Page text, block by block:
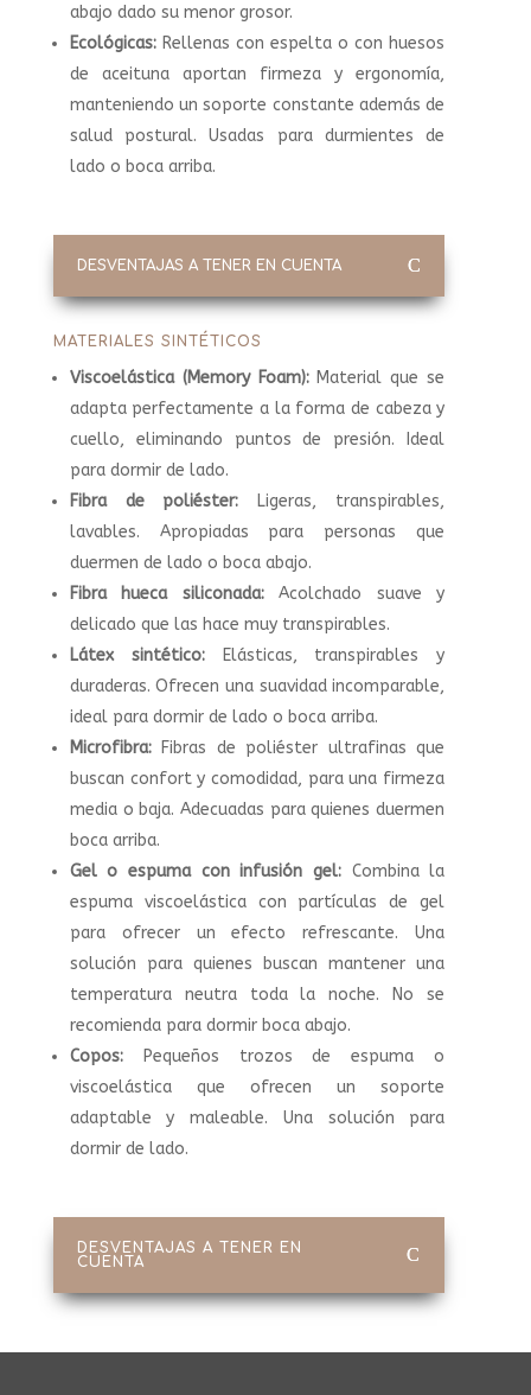
abajo dado su menor grosor.
Ecológicas:Rellenas con espelta o con huesos
de aceituna aportan firmeza y ergonomía,
manteniendo un soporte constante además de
salud postural. Usadas para durmientes de
lado o boca arriba.
DESVENTAJAS A TENER EN CUENTA
MATERIALES SINTÉTICOS
Viscoelástica (Memory Foam): Material que se
adapta perfectamente a la forma de cabeza y
cuello, eliminando puntos de presión. Ideal
para dormir de lado.
Fibra de poliéster: Ligeras, transpirables,
lavables. Apropiadas para personas que
duermen de lado o boca abajo.
Fibra hueca siliconada:Acolchado suave y
delicado que las hace muy transpirables.
Látex sintético:Elásticas, transpirables y
duraderas. Ofrecen una suavidad incomparable,
ideal para dormir de lado o boca arriba.
Microfibra:Fibras de poliéster ultrafinas que
buscan confort y comodidad, para una firmeza
media o baja. Adecuadas para quienes duermen
boca arriba.
Gel o espuma con infusión gel:Combina la
espuma viscoelástica con partículas de gel
para ofrecer un efecto refrescante. Una
solución para quienes buscan mantener una
temperatura neutra toda la noche. No se
recomienda para dormir boca abajo.
Copos:Pequeños trozos de espuma o
viscoelástica que ofrecen un soporte
adaptable y maleable. Una solución para
dormir de lado.
DESVENTAJAS A TENER EN
CUENTA